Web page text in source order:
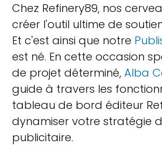
Chez Refinery89, nos
créer l'outil ultime de
Et c'est ainsi que notre
est né. En cette occasion
de projet déterminé, Alba
guide à travers les
tableau de bord éditeur
dynamiser votre stratégie
publicitaire.